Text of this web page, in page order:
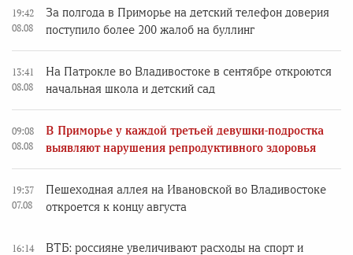
19:42
08.08
За полгода в Приморье на детский телефон доверия
поступило более 200 жалоб на буллинг
13:41
08.08
На Патрокле во Владивостоке в сентябре откроются
начальная школа и детский сад
09:08
08.08
В Приморье у каждой третьей девушки-подростка
выявляют нарушения репродуктивного здоровья
19:37
07.08
Пешеходная аллея на Ивановской во Владивостоке
откроется к концу августа
16:14
ВТБ: россияне увеличивают расходы на спорт и